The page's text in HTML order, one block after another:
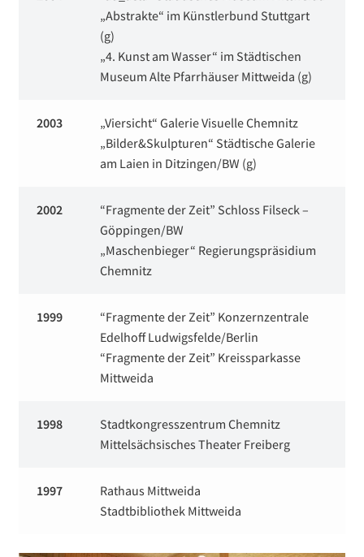
„Abstrakte“ im Künstlerbund Stuttgart
(g)
„4. Kunst am Wasser“ im Städtischen
Museum Alte Pfarrhäuser Mittweida (g)
2003
„Viersicht“ Galerie Visuelle Chemnitz
„Bilder&Skulpturen“ Städtische Galerie
am Laien in Ditzingen/BW (g)
2002
“Fragmente der Zeit” Schloss Filseck –
Göppingen/BW
„Maschenbieger“ Regierungspräsidium
Chemnitz
1999
“Fragmente der Zeit” Konzernzentrale
Edelhoff Ludwigsfelde/Berlin
“Fragmente der Zeit” Kreissparkasse
Mittweida
1998
Stadtkongresszentrum Chemnitz
Mittelsächsisches Theater Freiberg
1997
Rathaus Mittweida
Stadtbibliothek Mittweida